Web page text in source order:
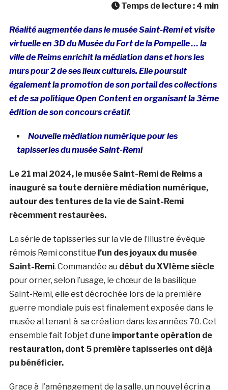
Temps de lecture : 4 min
Réalité augmentée dans le musée Saint-Remi et visite
virtuelle en 3D du Musée du Fort de la Pompelle … la
ville de Reims enrichit la médiation dans et hors les
murs pour 2 de ses lieux culturels. Elle poursuit
également la promotion de son portail des collections
et de sa politique Open Content en organisant la 3ème
édition de son concours créatif.
Nouvelle médiation numérique pour les
tapisseries du musée Saint-Remi
Le 21 mai 2024, le musée Saint-Remi de Reims a
inauguré sa toute dernière médiation numérique,
autour des tentures de la vie de Saint-Remi
récemment restaurées.
La série de tapisseries sur la vie de l’illustre évêque
rémois Remi constitue l’un des joyaux du musée
Saint-Remi. Commandée au début du XVIème siècle
pour orner, selon l’usage, le chœur de la basilique
Saint-Remi, elle est décrochée lors de la première
guerre mondiale puis est finalement exposée dans le
musée attenant à sa création dans les années 70. Cet
ensemble fait l’objet d’une importante opération de
restauration, dont 5 première tapisseries ont déjà
pu bénéficier.
Grace à l’aménagement de la salle, un nouvel écrin a